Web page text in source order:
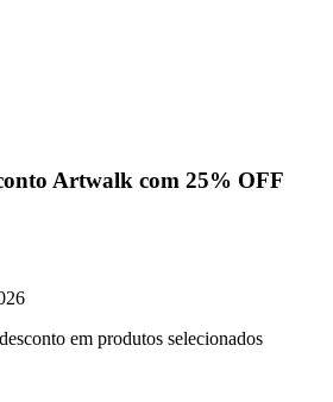
Artwalk com 25% OFF
em produtos selecionados